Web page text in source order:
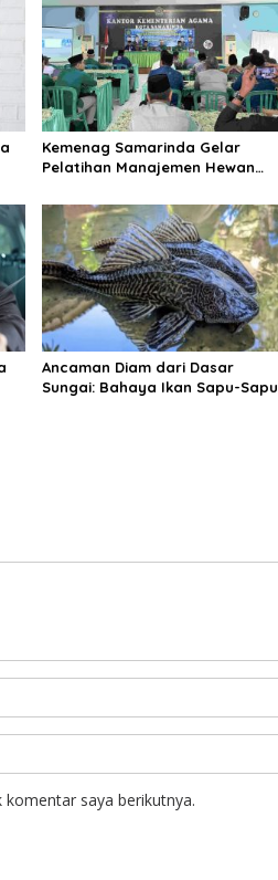
Kemenag Samarinda Gelar
Pelatihan Manajemen Hewan
Iduladha
Ancaman Diam dari Dasar
Sungai: Bahaya Ikan Sapu-Sapu
saya berikutnya.